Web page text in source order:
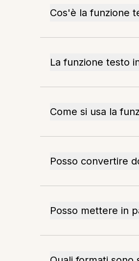
Cos'è la funzione
La funzione testo
Come si usa la
Posso convertire
Posso mettere in